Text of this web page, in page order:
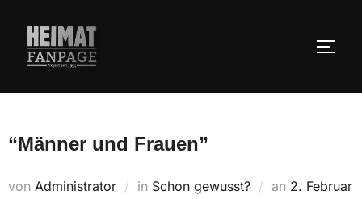
Inhalt
springen
“Männer und Frauen”
von Administrator in Schon gewusst? an 2. Februar